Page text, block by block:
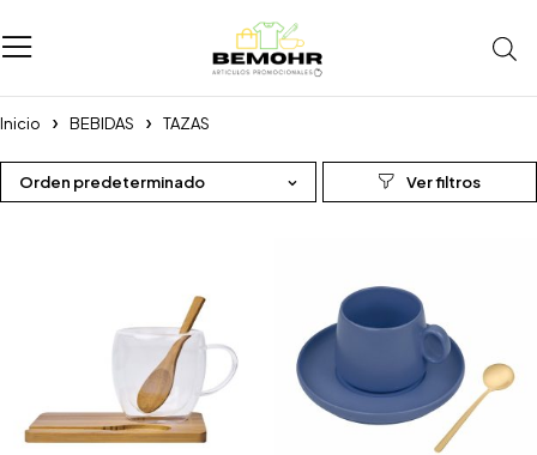
Inicio BEBIDAS TAZAS
Orden predeterminado